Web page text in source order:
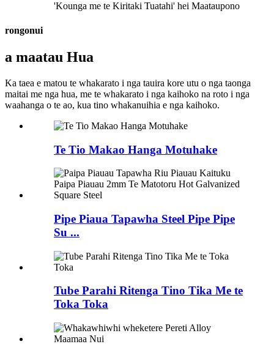
'Kounga me te Kiritaki Tuatahi' hei Maataupono
rongonui
a maatau Hua
Ka taea e matou te whakarato i nga tauira kore utu o nga taonga
maitai me nga hua, me te whakarato i nga kaihoko na roto i nga
waahanga o te ao, kua tino whakanuihia e nga kaihoko.
Te Tio Makao Hanga Motuhake
Pipe Piaua Tapawha Steel Pipe Pipe
Su ...
Tube Parahi Ritenga Tino Tika Me te
Toka Toka